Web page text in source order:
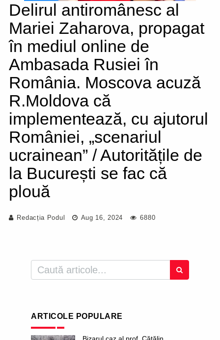
Delirul antiromânesc al
Mariei Zaharova, propagat
în mediul online de
Ambasada Rusiei în
România. Moscova acuză
R.Moldova că
implementează, cu ajutorul
României, „scenariul
ucrainean” / Autoritățile de
la București se fac că
plouă
Redacția Podul Aug 16, 2024 6880
ARTICOLE POPULARE